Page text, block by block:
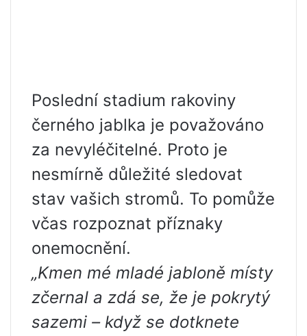
Poslední stadium rakoviny
černého jablka je považováno
za nevyléčitelné. Proto je
nesmírně důležité sledovat
stav vašich stromů. To pomůže
včas rozpoznat příznaky
onemocnění.
„Kmen mé mladé jabloně místy
zčernal a zdá se, že je pokrytý
sazemi – když se dotknete